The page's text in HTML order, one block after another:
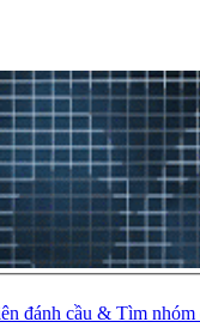
đánh cầu & Tìm nhóm